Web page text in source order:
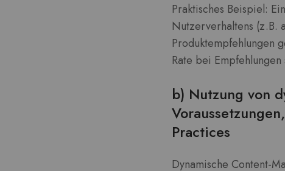
Praktisches Beispiel:
Nutzerverhaltens (z.B.
Produktempfehlungen
Rate bei
b) Nutzung von
Practices
Dynamische Content-